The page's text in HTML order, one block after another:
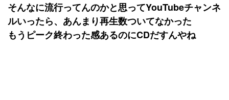
そんなに流行ってんのかと思ってYouTubeチャンネ
ルいったら、あんまり再生数ついてなかった
もうピーク終わった感あるのにCDだすんやね